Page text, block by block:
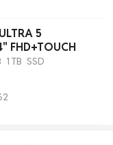
5
FHD+TOUCH
1 TB SSD